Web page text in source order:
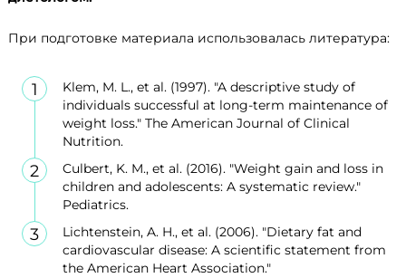
При подготовке материала использовалась литература:
Klem, M. L., et al. (1997). "A descriptive study of
individuals successful at long-term maintenance of
weight loss." The American Journal of Clinical
Nutrition.
Culbert, K. M., et al. (2016). "Weight gain and loss in
children and adolescents: A systematic review."
Pediatrics.
Lichtenstein, A. H., et al. (2006). "Dietary fat and
cardiovascular disease: A scientific statement from
the American Heart Association."